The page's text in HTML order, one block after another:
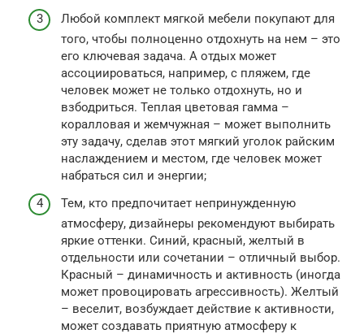
Любой комплект мягкой мебели покупают для
того, чтобы полноценно отдохнуть на нем – это
его ключевая задача. А отдых может
ассоциироваться, например, с пляжем, где
человек может не только отдохнуть, но и
взбодриться. Теплая цветовая гамма –
коралловая и жемчужная – может выполнить
эту задачу, сделав этот мягкий уголок райским
наслаждением и местом, где человек может
набраться сил и энергии;
Тем, кто предпочитает непринужденную
атмосферу, дизайнеры рекомендуют выбирать
яркие оттенки. Синий, красный, желтый в
отдельности или сочетании – отличный выбор.
Красный – динамичность и активность (иногда
может провоцировать агрессивность). Желтый
– веселит, возбуждает действие к активности,
может создавать приятную атмосферу к